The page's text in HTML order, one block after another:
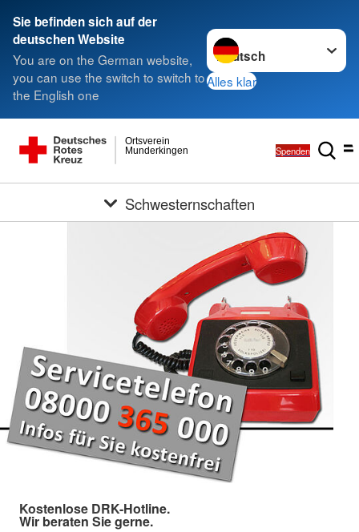
Sie befinden sich auf der
deutschen Website
You are on the German website,
you can use the switch to switch to
the English one
Sprache wechseln zu
Alles klar
Munderkingen
Ortsverein
Spenden
Schwesternschaften
Kostenlose DRK-Hotline.
Wir beraten Sie gerne.